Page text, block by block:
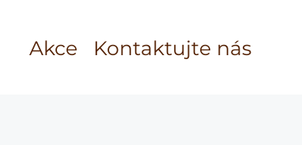
Akce Kontaktujte nás